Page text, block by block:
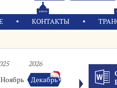
КОНТАКТЫ
2026
Ноябрь
Декабрь